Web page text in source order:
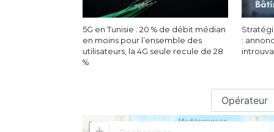
5G en Tunisie : 20 % de débit médian
en moins pour l’ensemble des
utilisateurs, la 4G seule recule de 28
%
: